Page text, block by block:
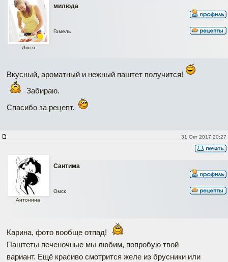
милюда
Люся
Гомель
Вкусный, ароматный и нежный паштет получится!
Забираю.
Спасибо за рецепт.
31 Окт 2017 20:27
Сантима
Антонина
Омск
Карина, фото вообще отпад!
Паштеты печеночные мы любим, попробую твой
вариант. Ещё красиво смотрится желе из брусники или